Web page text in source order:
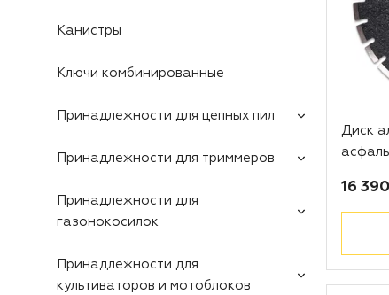
Канистры
Ключи комбинированные
Принадлежности для цепных пил
Принадлежности для триммеров
Принадлежности для
газонокосилок
Принадлежности для
культиваторов и мотоблоков
Диск
Цена:
16